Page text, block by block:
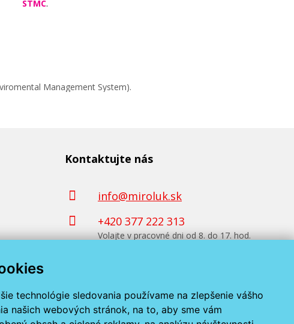
technológie sledovania používame na zlepšenie vášho
našich webových stránok, na to, aby sme vám
STMC.
Management System).
Kontaktujte nás
info@miroluk.sk
+420 377 222 313
Volajte v pracovné dni od 8. do 17. hod.